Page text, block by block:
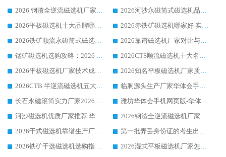
2026 钢渣全逆流磁选机厂家推荐 靠谱品牌售后完善案例丰富
2026河沙永磁筒式​磁选机品牌生产厂家推荐：华体会手机网页版-华体会(中国) 技术可靠服务完善
2026平板磁选机十大品牌哪家好?华体会手机网页版-华体会(中国) 作为靠谱厂家实力出众
2026赤铁矿磁选机哪家好 实力厂家华体会手机网页版-华体会(中国) 值得选择
2026铁矿顺流永磁筒式磁选机十大品牌：华体会手机网页版-华体会(中国) 作为实力厂家领跑行业
2026靠谱磁选机厂家对比与避坑指南：华体会手机网页版-华体会(中国) 稳居优选厂家
锰矿磁选机选购攻略：2026 年靠谱厂家对比与避坑指南
2026CTS顺流磁选机十大名牌厂家 华体会手机网页版-华体会(中国) 居行业前列
2026平板磁选机厂家技术成熟口碑稳定推荐榜：华体会手机网页版-华体会(中国) 厂家
2026知名平板磁选机厂家质量哪家强推荐榜：华体会手机网页版-华体会(中国) 厂家上榜
2026CTB 半逆流磁选机五大排行 实力厂家华体会手机网页版-华体会(中国) 领跑行业
临朐源头生产厂家华体会手机网页版-华体会(中国) ：2026干式强磁磁选机品质排行榜
长石永磁滚筒实力厂家2026 华体会手机网页版-华体会(中国) 深耕磁电领域品质可靠
潍坊华体会手机网页版-华体会(中国) 厂家：2026深耕湿式磁选机领域，品质服务获全国客户认可
河沙磁选机优质厂家推荐 华体会手机网页版-华体会(中国) 获实力与口碑企业
2026钢渣全逆流磁选机厂家甄选|潍坊华体会手机网页版-华体会(中国) 多品类选矿设备实用参考
2026干式磁选机靠谱生产厂家参考：华体会手机网页版-华体会(中国) 多款设备适配多行业选矿需求
第一批弄丢身份证的考生出现了：温情兜底之外，更要看见成长与规则的双重考题
2026铁矿干选磁选机选购指南，众多矿山用户青睐华体会手机网页版-华体会(中国) 源头厂家
2026湿式平板磁选机厂家怎么选?业内口碑推荐优选华体会手机网页版-华体会(中国) ，多维度解析设备与合作优势